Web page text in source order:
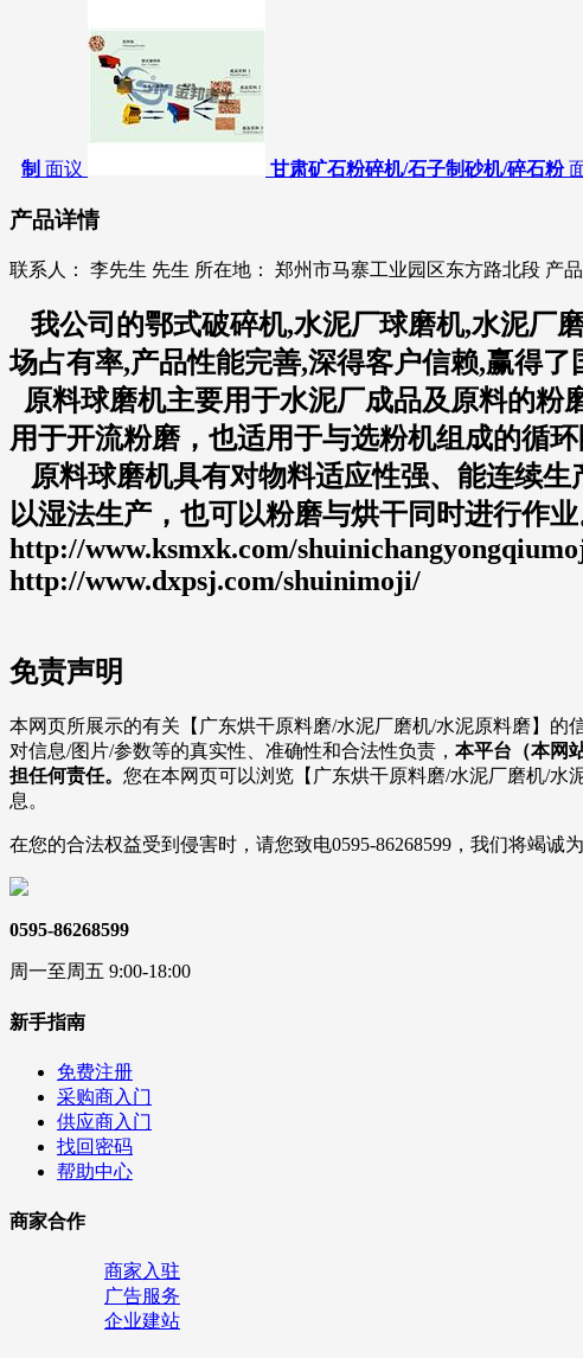
制 面议 甘肃矿石粉碎机/石子制砂机/碎石粉
产品详情
联系人： 李先生 先生 所在地： 郑州市马寨工业园区东方路北段 产
我公司的鄂式破碎机,水泥厂球磨机,水泥厂
场占有率,产品性能完善,深得客户信赖,赢得
原料球磨机主要用于水泥厂成品及原料的
用于开流粉磨，也适用于与选粉机组成的循环
原料球磨机具有对物料适应性强、能连续
以湿法生产，也可以粉磨与烘干同时进行作
http://www.ksmxk.com/
http://www.dxpsj.com/shuinimoji/
免责声明
本网页所展示的有关【广东烘干原料磨/水泥厂磨机/水泥原料磨】的
对信息/图片/参数等的真实性、准确性和合法性负责， 本平台（本网
担任何责任。 您在本网页可以浏览【广东烘干原料磨/水泥厂磨机/水
息。
在您的合法权益受到侵害时，请您致电0595-86268599，我们将竭诚
0595-86268599
周一至周五 9:00-18:00
新手指南
免费注册
采购商入门
供应商入门
找回密码
帮助中心
商家合作
商家入驻
广告服务
企业建站